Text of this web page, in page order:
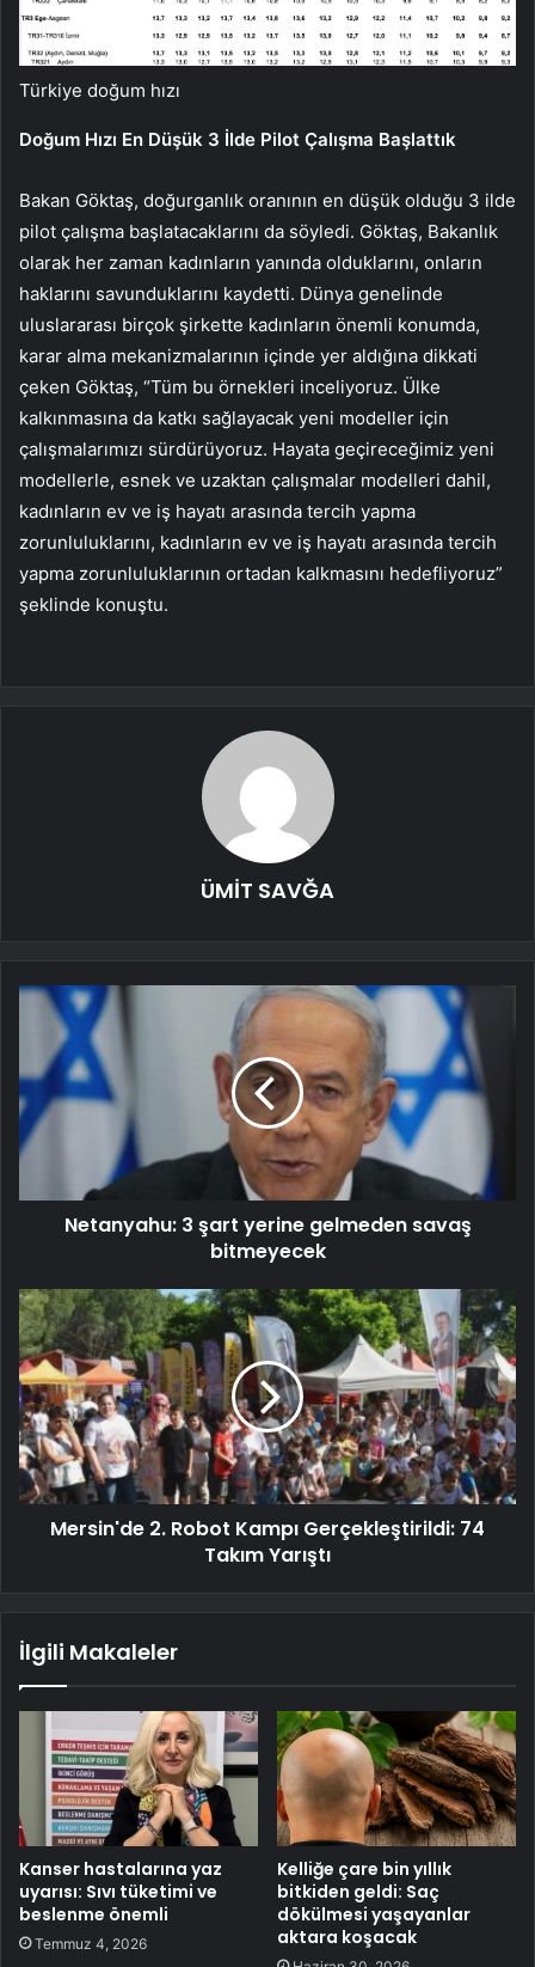
Türkiye doğum hızı
Doğum Hızı En Düşük 3 İlde Pilot Çalışma Başlattık
Bakan Göktaş, doğurganlık oranının en düşük olduğu 3 ilde
pilot çalışma başlatacaklarını da söyledi. Göktaş, Bakanlık
olarak her zaman kadınların yanında olduklarını, onların
haklarını savunduklarını kaydetti. Dünya genelinde
uluslararası birçok şirkette kadınların önemli konumda,
karar alma mekanizmalarının içinde yer aldığına dikkati
çeken Göktaş, “Tüm bu örnekleri inceliyoruz. Ülke
kalkınmasına da katkı sağlayacak yeni modeller için
çalışmalarımızı sürdürüyoruz. Hayata geçireceğimiz yeni
modellerle, esnek ve uzaktan çalışmalar modelleri dahil,
kadınların ev ve iş hayatı arasında tercih yapma
zorunluluklarını, kadınların ev ve iş hayatı arasında tercih
yapma zorunluluklarının ortadan kalkmasını hedefliyoruz”
şeklinde konuştu.
ÜMİT SAVĞA
Netanyahu: 3 şart yerine gelmeden savaş
bitmeyecek
Mersin'de 2. Robot Kampı Gerçekleştirildi: 74
Takım Yarıştı
İlgili Makaleler
Kanser hastalarına yaz
uyarısı: Sıvı tüketimi ve
beslenme önemli
Temmuz 4, 2026
Kelliğe çare bin yıllık
bitkiden geldi: Saç
dökülmesi yaşayanlar
aktara koşacak